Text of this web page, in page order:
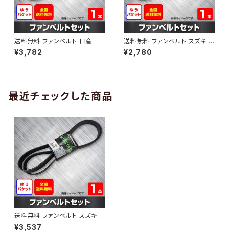
送料無料 ファンベルト 日産 キ
ューブ 型式Z12 H20.11～H24.
10 （国内トップメーカー） 1本 H
¥3,782
送料無料 ファンベルト スズキ ワ
ゴンR 型式MH34S H24.09～
H29.02 （国内トップメーカー）
¥2,780
最近チェックした商品
送料無料 ファンベルト スズキ ラ
ンディ 型式SHC26 H24.08～
H28.07 （国内トップメーカー）
¥3,537